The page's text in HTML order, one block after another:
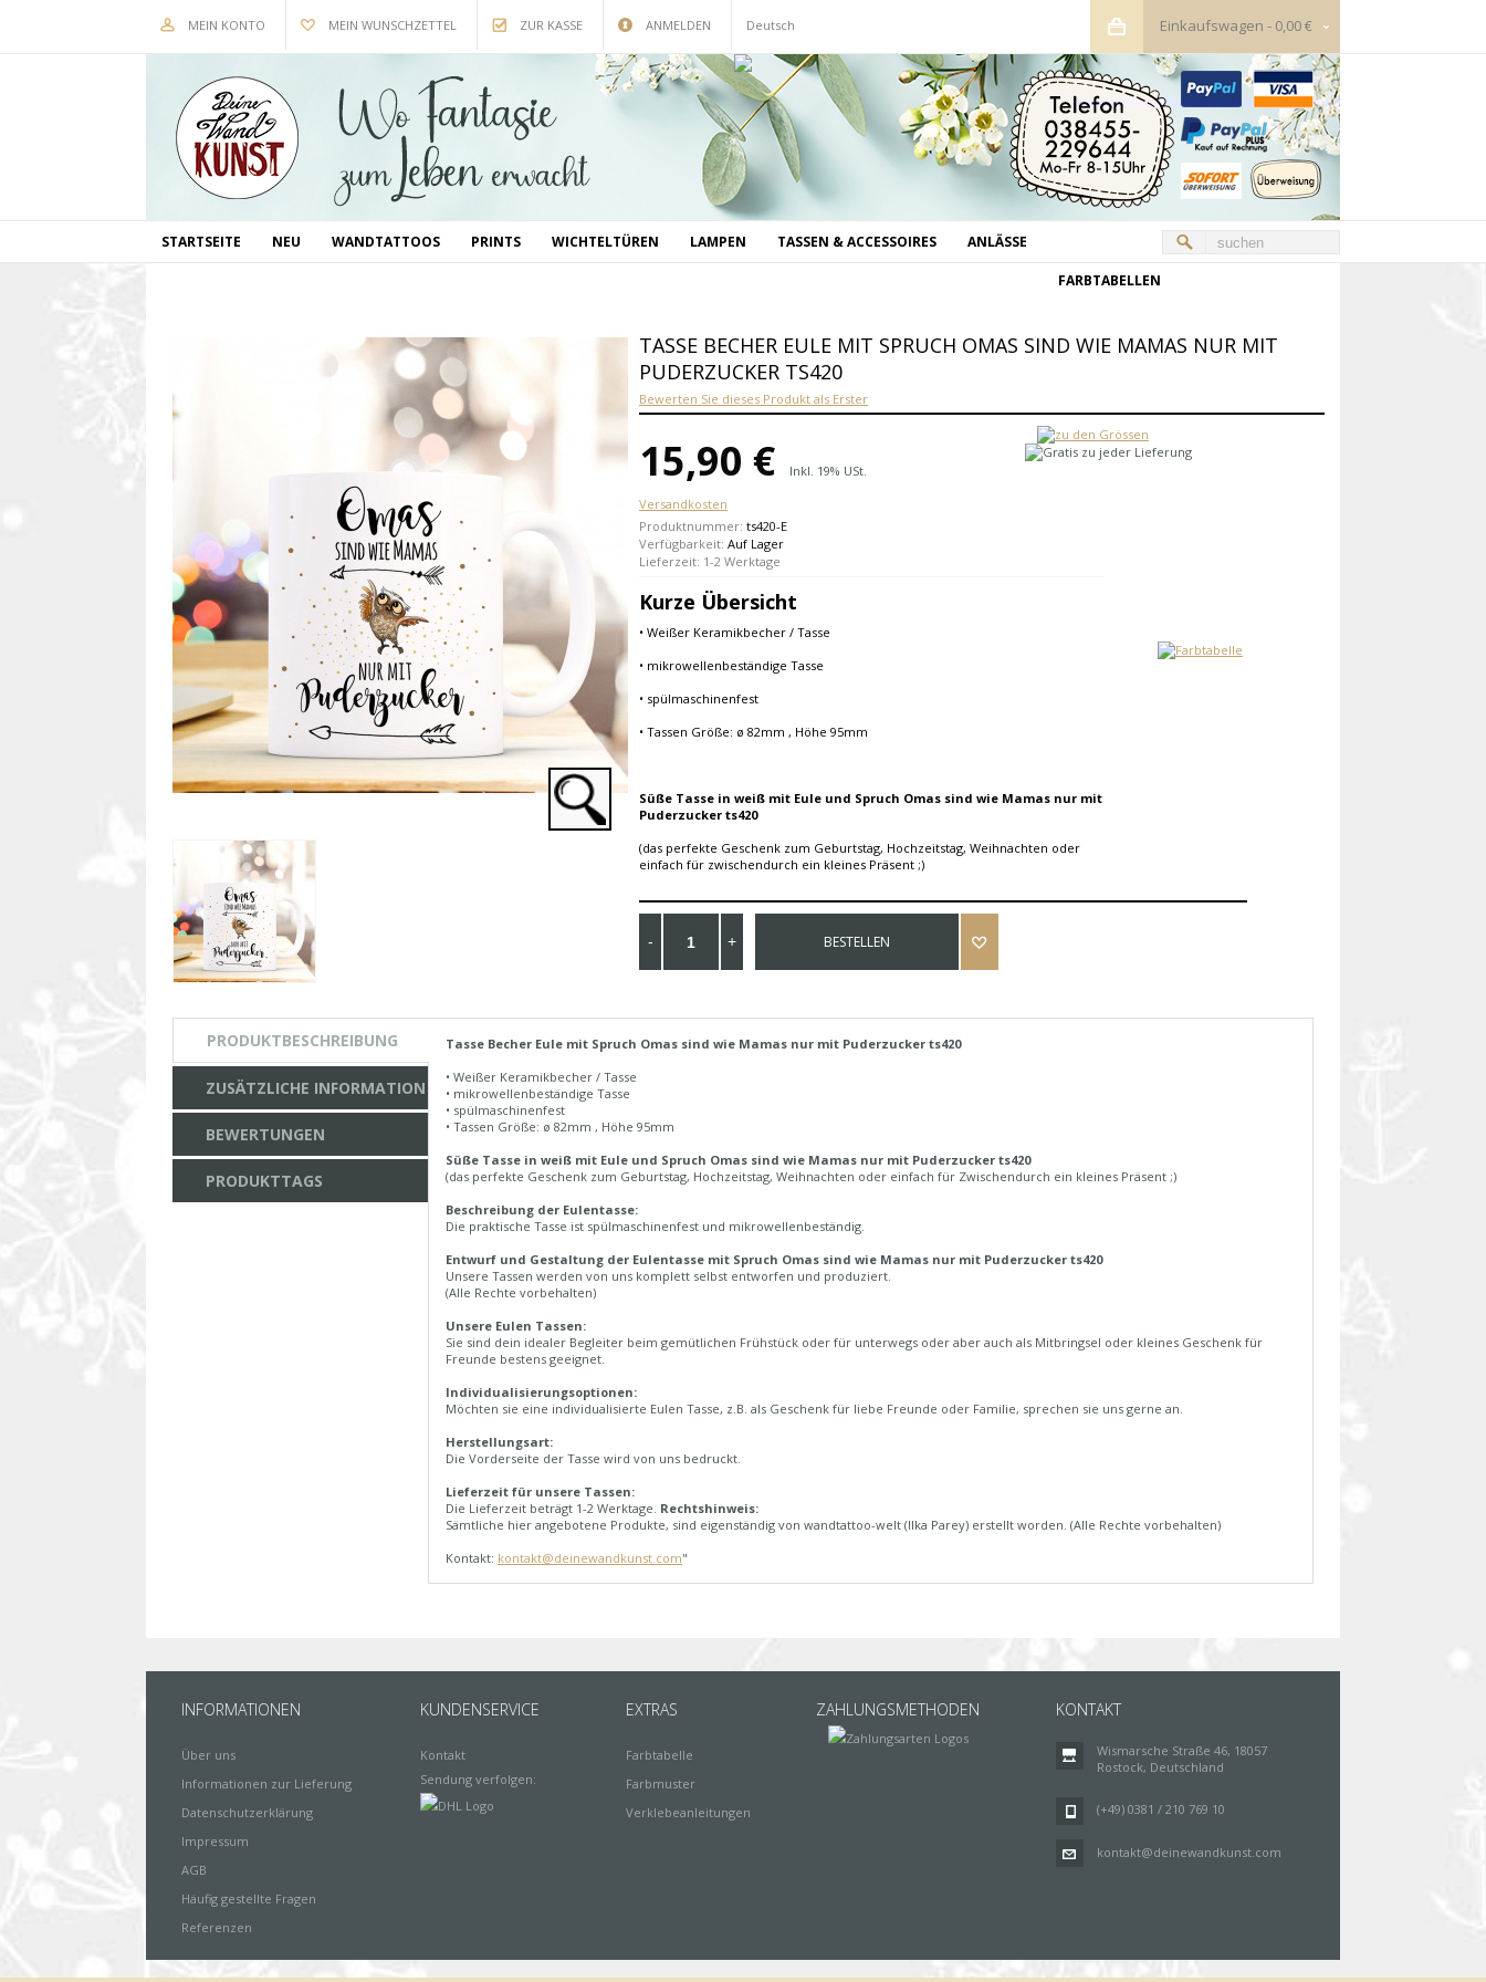
MEIN KONTO MEIN WUNSCHZETTEL ZUR KASSE ANMELDEN Deutsch Einkaufswagen - 0,00 €
STARTSEITE NEU WANDTATTOOS PRINTS WICHTELTÜREN LAMPEN TASSEN & ACCESSOIRES ANLÄSSE
FARBTABELLEN
TASSE BECHER EULE MIT SPRUCH OMAS SIND WIE MAMAS NUR MIT
PUDERZUCKER TS420
Bewerten Sie dieses Produkt als Erster
15,90 €
Inkl. 19% USt.
Versandkosten
Produktnummer: ts420-E
Verfügbarkeit: Auf Lager
Lieferzeit: 1-2 Werktage
Kurze Übersicht
• Weißer Keramikbecher / Tasse
• mikrowellenbeständige Tasse
• spülmaschinenfest
• Tassen Größe: ø 82mm , Höhe 95mm
Süße Tasse in weiß mit Eule und Spruch Omas sind wie Mamas nur mit
Puderzucker ts420
(das perfekte Geschenk zum Geburtstag, Hochzeitstag, Weihnachten oder
einfach für zwischendurch ein kleines Präsent ;)
BESTELLEN
PRODUKTBESCHREIBUNG
ZUSÄTZLICHE INFORMATION
BEWERTUNGEN
PRODUKTTAGS
Tasse Becher Eule mit Spruch Omas sind wie Mamas nur mit Puderzucker ts420
• Weißer Keramikbecher / Tasse
• mikrowellenbeständige Tasse
• spülmaschinenfest
• Tassen Größe: ø 82mm , Höhe 95mm
Süße Tasse in weiß mit Eule und Spruch Omas sind wie Mamas nur mit Puderzucker ts420
(das perfekte Geschenk zum Geburtstag, Hochzeitstag, Weihnachten oder einfach für Zwischendurch ein kleines Präsent ;)
Beschreibung der Eulentasse:
Die praktische Tasse ist spülmaschinenfest und mikrowellenbeständig.
Entwurf und Gestaltung der Eulentasse mit Spruch Omas sind wie Mamas nur mit Puderzucker ts420
Unsere Tassen werden von uns komplett selbst entworfen und produziert.
(Alle Rechte vorbehalten)
Unsere Eulen Tassen:
Sie sind dein idealer Begleiter beim gemütlichen Frühstück oder für unterwegs oder aber auch als Mitbringsel oder kleines Geschenk für
Freunde bestens geeignet.
Individualisierungsoptionen:
Möchten sie eine individualisierte Eulen Tasse, z.B. als Geschenk für liebe Freunde oder Familie, sprechen sie uns gerne an.
Herstellungsart:
Die Vorderseite der Tasse wird von uns bedruckt.
Lieferzeit für unsere Tassen:
Die Lieferzeit beträgt 1-2 Werktage. Rechtshinweis:
Sämtliche hier angebotene Produkte, sind eigenständig von wandtattoo-welt (Ilka Parey) erstellt worden. (Alle Rechte vorbehalten)
Kontakt: kontakt@deinewandkunst.com"
INFORMATIONEN
Über uns
Informationen zur Lieferung
Datenschutzerklärung
Impressum
AGB
Häufig gestellte Fragen
Referenzen
KUNDENSERVICE
Kontakt
Sendung verfolgen:
EXTRAS
Farbtabelle
Farbmuster
Verklebeanleitungen
ZAHLUNGSMETHODEN KONTAKT
Wismarsche Straße 46, 18057
Rostock, Deutschland
(+49) 0381 / 210 769 10
kontakt@deinewandkunst.com